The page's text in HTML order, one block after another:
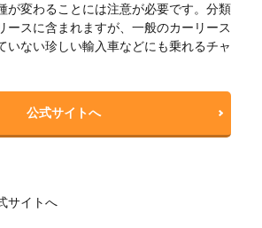
が変わることには注意が必要です。分類
ースに含まれますが、一般のカーリース
いない珍しい輸入車などにも乗れるチャ
公式サイトへ
サイトへ